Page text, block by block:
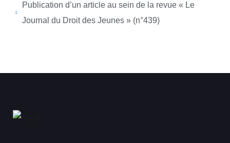
Publication d’un article au sein de la revue « Le
Journal du Droit des Jeunes » (n°439)